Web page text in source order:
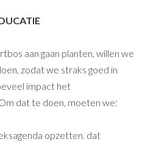
aan gaan planten, willen we
zodat we straks goed in
impact het
dat te doen, moeten we:
opzetten. dat